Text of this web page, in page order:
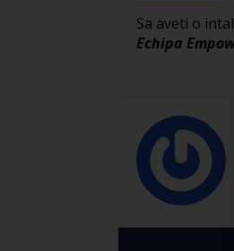
Sa aveti o
Echipa